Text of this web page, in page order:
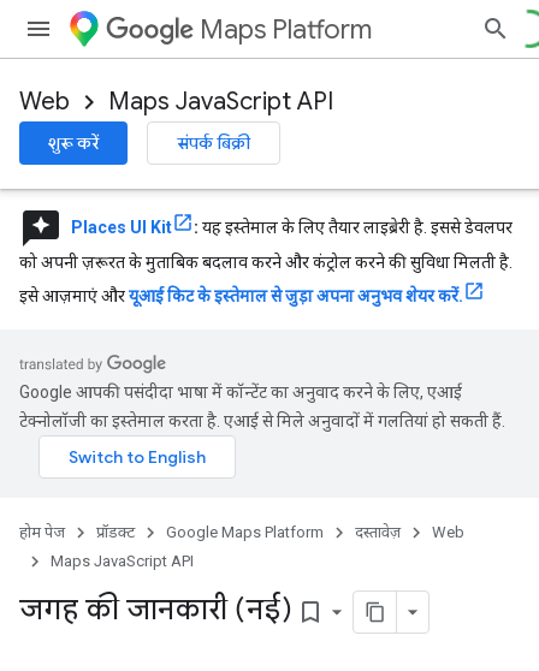
Maps Platform
Web Maps JavaScript API
शुरू करें संपर्क बिक्री
reviews Places UI Kit : यह इस्तेमाल के लिए तैयार लाइब्रेरी है. इससे डेवलपर
को अपनी ज़रूरत के मुताबिक बदलाव करने और कंट्रोल करने की सुविधा मिलती है.
इसे आज़माएं औरयूआई किट के इस्तेमाल से जुड़ा अपना अनुभव शेयर करें.
Google आपकी पसंदीदा भाषा में कॉन्टेंट का अनुवाद करने के लिए, एआई
टेक्नोलॉजी का इस्तेमाल करता है. एआई से मिले अनुवादों में गलतियां हो सकती हैं.
होम पेज प्रॉडक्ट Google Maps Platform दस्तावेज़
Web
Maps JavaScript API
जगह की जानकारी (नई) bookmark_border